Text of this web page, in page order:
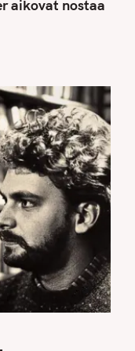
aikovat nostaa